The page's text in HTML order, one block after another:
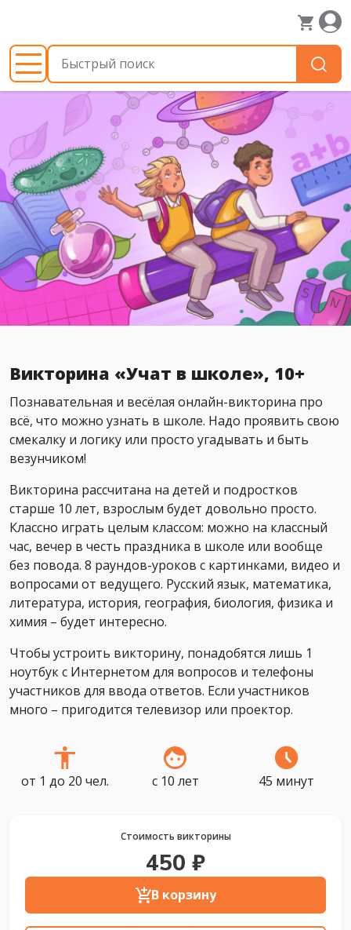
Викторина «Учат в школе», 10+
Познавательная и весёлая онлайн-викторина про
всё, что можно узнать в школе. Надо проявить свою
смекалку и логику или просто угадывать и быть
везунчиком!
Викторина рассчитана на детей и подростков
старше 10 лет, взрослым будет довольно просто.
Классно играть целым классом: можно на классный
час, вечер в честь праздника в школе или вообще
без повода. 8 раундов-уроков с картинками, видео и
вопросами от ведущего. Русский язык, математика,
литература, история, география, биология, физика и
химия – будет интересно.
Чтобы устроить викторину, понадобятся лишь 1
ноутбук с Интернетом для вопросов и телефоны
участников для ввода ответов. Если участников
много – пригодится телевизор или проектор.
от 1 до 20 чел. с 10 лет 45 минут
Стоимость викторины
450 ₽
В корзину